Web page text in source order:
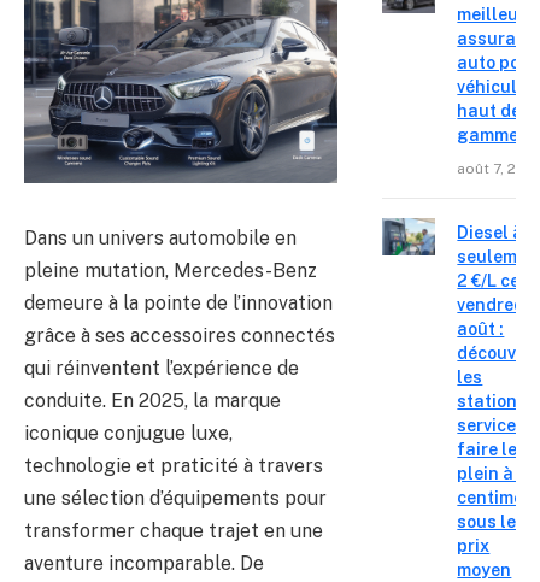
Dans un univers automobile en
pleine mutation, Mercedes-Benz
demeure à la pointe de l’innovation
grâce à ses accessoires connectés
qui réinventent l’expérience de
conduite. En 2025, la marque
iconique conjugue luxe,
technologie et praticité à travers
une sélection d’équipements pour
transformer chaque trajet en une
aventure incomparable. De
auto pour
véhicules
haut de
gamme
août 7,
Diesel à
2 €/L ce
vendredi
août :
les
stations-
service où
faire le
plein à 19
centimes
sous le
prix
moyen